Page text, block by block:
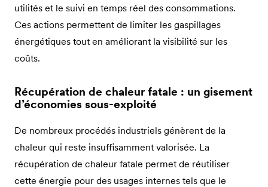
utilités et le suivi en temps réel des consommations.
Ces actions permettent de limiter les gaspillages
énergétiques tout en améliorant la visibilité sur les
coûts.
Récupération de chaleur fatale : un gisement
d’économies sous-exploité
De nombreux procédés industriels génèrent de la
chaleur qui reste insuffisamment valorisée. La
récupération de chaleur fatale permet de réutiliser
cette énergie pour des usages internes tels que le